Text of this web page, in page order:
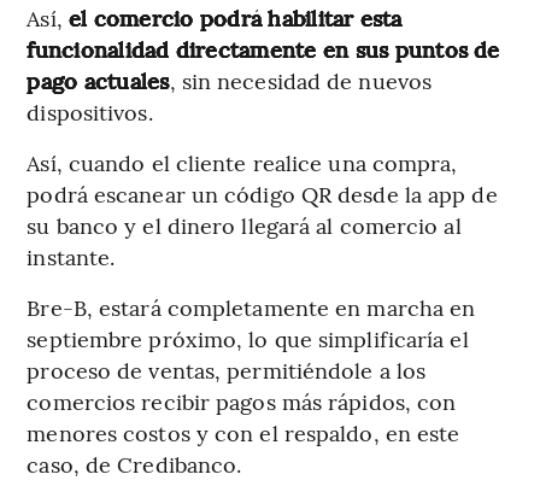
Así, el comercio podrá habilitar esta
funcionalidad directamente en sus puntos de
pago actuales, sin necesidad de nuevos
dispositivos.
Así, cuando el cliente realice una compra,
podrá escanear un código QR desde la app de
su banco y el dinero llegará al comercio al
instante.
Bre-B, estará completamente en marcha en
septiembre próximo, lo que simplificaría el
proceso de ventas, permitiéndole a los
comercios recibir pagos más rápidos, con
menores costos y con el respaldo, en este
caso, de Credibanco.